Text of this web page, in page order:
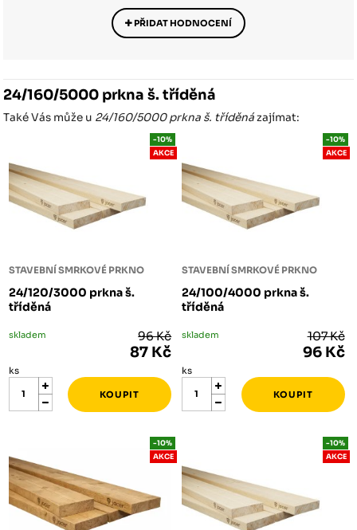
PŘIDAT HODNOCENÍ
24/160/5000 prkna š. tříděná
Také Vás může u 24/160/5000 prkna š. tříděnázajímat:
STAVEBNÍ SMRKOVÉ PRKNO
24/120/3000 prkna š.
tříděná
-10%
AKCE
skladem 96 Kč
87 Kč
ks
STAVEBNÍ SMRKOVÉ PRKNO
24/100/4000 prkna š.
tříděná
-10%
AKCE
skladem 107 Kč
96 Kč
ks
-10%
AKCE
-10%
AKCE